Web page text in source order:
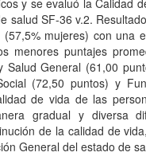
y se evaluó la Calidad
salud SF-36 v.2.
mujeres) con una
menores puntajes
Salud General (61,00
(72,50 puntos) y
de vida de las
gradual y diversa
de la calidad de
General del estado de